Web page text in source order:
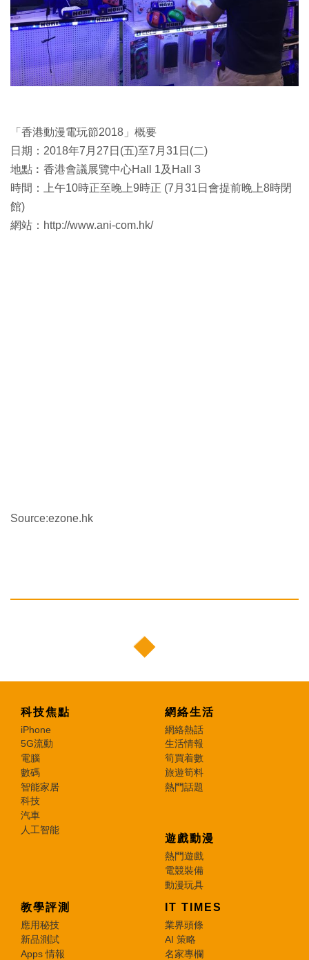
「香港動漫電玩節2018」概要
日期：2018年7月27日(五)至7月31日(二)
地點︰香港會議展覽中心Hall 1及Hall 3
時間：上午10時正至晚上9時正 (7月31日會提前晚上8時閉
館)
網站：http://www.ani-com.hk/
Source:ezone.hk
科技焦點
iPhone
5G流動
電腦
數碼
智能家居
科技
汽車
人工智能
網絡生活
網絡熱話
生活情報
筍買着數
旅遊筍料
熱門話題
遊戲動漫
熱門遊戲
電競裝備
動漫玩具
教學評測
應用秘技
新品測試
Apps 情報
IT TIMES
業界頭條
AI 策略
名家專欄